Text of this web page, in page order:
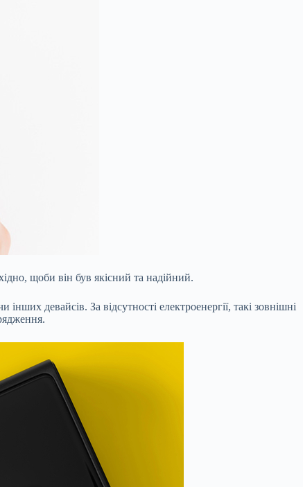
щоби він був якісний та надійний.
девайсів. За відсутності електроенергії, такі зовнішні